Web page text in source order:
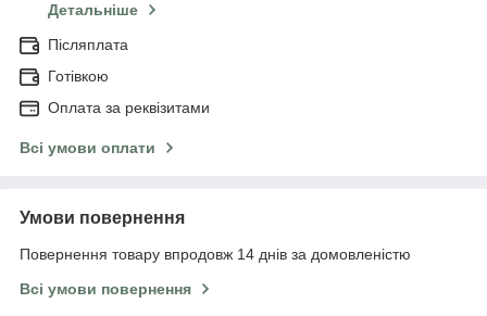
Детальніше
Післяплата
Готівкою
Оплата за реквізитами
Всі умови оплати
Умови повернення
Повернення товару впродовж 14 днів за домовленістю
Всі умови повернення